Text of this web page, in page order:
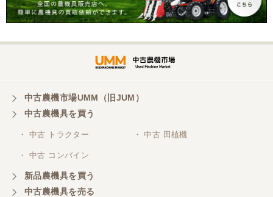
での対応もよく、気持ちのよい取引できましたこと
中古農機市場UMM（旧JUM）
中古農機具を買う
・ 中古 トラクター ・ 中古 田植機
・ 中古 コンバイン
新品農機具を買う
中古農機具を売る